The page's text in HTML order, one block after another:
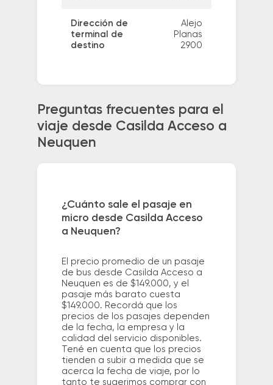
Dirección de
terminal de
destino
Alejo
Planas
2900
Preguntas frecuentes para el
viaje desde Casilda Acceso a
Neuquen
¿Cuánto sale el pasaje en
micro desde Casilda Acceso
a Neuquen?
El precio promedio de un pasaje
de bus desde Casilda Acceso a
Neuquen es de $149.000, y el
pasaje más barato cuesta
$149.000. Recordá que los
precios de los pasajes dependen
de la fecha, la empresa y la
calidad del servicio disponibles.
Tené en cuenta que los precios
tienden a subir a medida que se
acerca la fecha de viaje, por lo
tanto te sugerimos comprar con